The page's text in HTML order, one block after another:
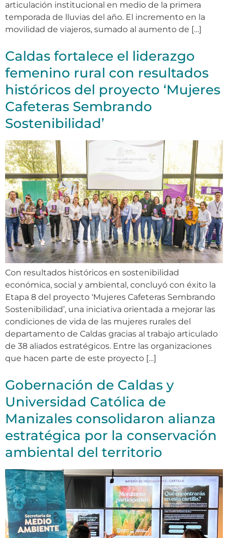
articulación institucional en medio de la primera
temporada de lluvias del año. El incremento en la
movilidad de viajeros, sumado al aumento de […]
Caldas fortalece el liderazgo
femenino rural con resultados
históricos del proyecto ‘Mujeres
Cafeteras Sembrando
Sostenibilidad’
Con resultados históricos en sostenibilidad
económica, social y ambiental, concluyó con éxito la
Etapa 8 del proyecto ‘Mujeres Cafeteras Sembrando
Sostenibilidad’, una iniciativa orientada a mejorar las
condiciones de vida de las mujeres rurales del
departamento de Caldas gracias al trabajo articulado
de 38 aliados estratégicos. Entre las organizaciones
que hacen parte de este proyecto […]
Gobernación de Caldas y
Universidad Católica de
Manizales consolidaron alianza
estratégica por la conservación
ambiental del territorio